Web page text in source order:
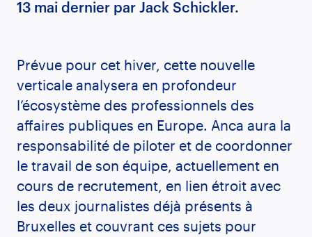
13 mai dernier par Jack Schickler.
Prévue pour cet hiver, cette nouvelle
verticale analysera en profondeur
l’écosystème des professionnels des
affaires publiques en Europe. Anca aura la
responsabilité de piloter et de coordonner
le travail de son équipe, actuellement en
cours de recrutement, en lien étroit avec
les deux journalistes déjà présents à
Bruxelles et couvrant ces sujets pour